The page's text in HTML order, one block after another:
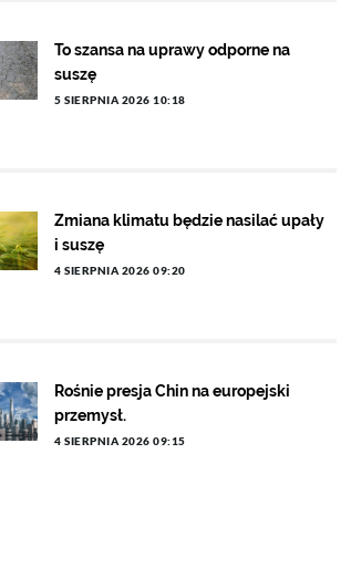
To szansa na uprawy odporne na
suszę
5 SIERPNIA 2026 10:18
Zmiana klimatu będzie nasilać upały
i suszę
4 SIERPNIA 2026 09:20
Rośnie presja Chin na europejski
przemysł.
4 SIERPNIA 2026 09:15